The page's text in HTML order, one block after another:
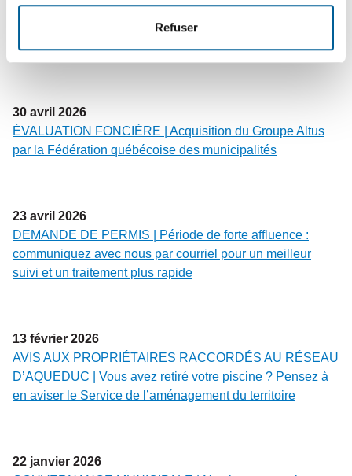
Refuser
6 mai 2026
CALENDRIER MUNICIPAL | Les mois de mai à décembre
2026 sont maintenant disponibles
30 avril 2026
ÉVALUATION FONCIÈRE | Acquisition du Groupe Altus
par la Fédération québécoise des municipalités
23 avril 2026
DEMANDE DE PERMIS | Période de forte affluence :
communiquez avec nous par courriel pour un meilleur
suivi et un traitement plus rapide
13 février 2026
AVIS AUX PROPRIÉTAIRES RACCORDÉS AU RÉSEAU
D’AQUEDUC | Vous avez retiré votre piscine ? Pensez à
en aviser le Service de l’aménagement du territoire
22 janvier 2026